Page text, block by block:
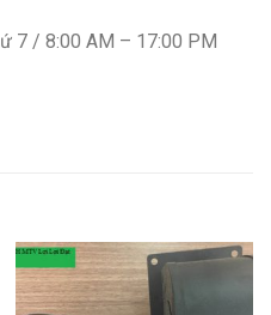
7 / 8:00 AM – 17:00 PM